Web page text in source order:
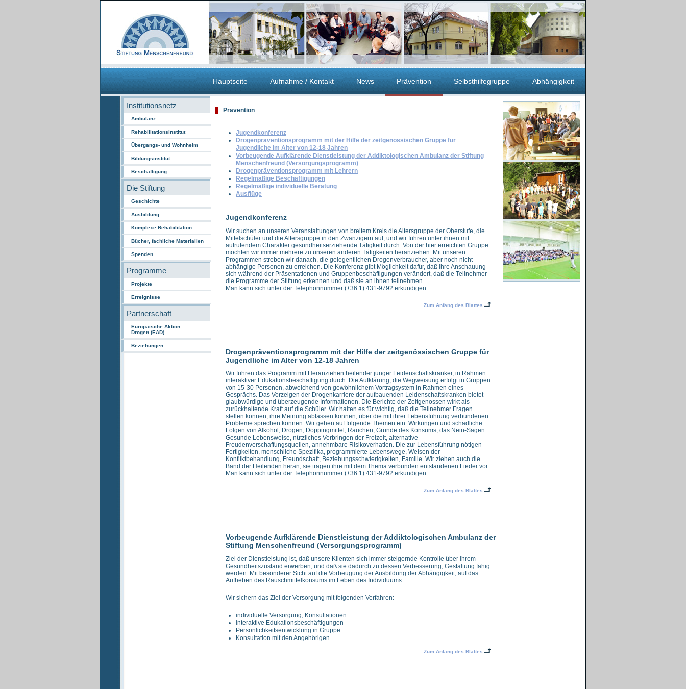
Hauptseite Aufnahme / Kontakt News Prävention Selbsthilfegruppe Abhängigkeit
Institutionsnetz
Ambulanz
Rehabilitationsinstitut
Übergangs- und Wohnheim
Bildungsinstitut
Beschäftigung
Die Stiftung
Geschichte
Ausbildung
Komplexe Rehabilitation
Bücher, fachliche Materialien
Spenden
Programme
Projekte
Erreignisse
Partnerschaft
Europäische Aktion
Drogen (EAD)
Beziehungen
Prävention
Jugendkonferenz
Drogenpräventionsprogramm mit der Hilfe der zeitgenössischen Gruppe für
Jugendliche im Alter von 12-18 Jahren
Vorbeugende Aufklärende Dienstleistung der Addiktologischen Ambulanz der Stiftung
Menschenfreund (Versorgungsprogramm)
Drogenpräventionsprogramm mit Lehrern
Regelmäßige Beschäftigungen
Regelmäßige individuelle Beratung
Ausflüge
Jugendkonferenz
Wir suchen an unseren Veranstaltungen von breitem Kreis die Altersgruppe der Oberstufe, die
Mittelschüler und die Altersgruppe in den Zwanzigern auf, und wir führen unter ihnen mit
aufrufendem Charakter gesundheitserziehende Tätigkeit durch. Von der hier erreichten Gruppe
möchten wir immer mehrere zu unseren anderen Tätigkeiten heranziehen. Mit unseren
Programmen streben wir danach, die gelegentlichen Drogenverbraucher, aber noch nicht
abhängige Personen zu erreichen. Die Konferenz gibt Möglichkeit dafür, daß ihre Anschauung
sich während der Präsentationen und Gruppenbeschäftigungen verändert, daß die Teilnehmer
die Programme der Stiftung erkennen und daß sie an ihnen teilnehmen.
Man kann sich unter der Telephonnummer (+36 1) 431-9792 erkundigen.
Zum Anfang des Blattes
Drogenpräventionsprogramm mit der Hilfe der zeitgenössischen Gruppe für
Jugendliche im Alter von 12-18 Jahren
Wir führen das Programm mit Heranziehen heilender junger Leidenschaftskranker, in Rahmen
interaktiver Edukationsbeschäftigung durch. Die Aufklärung, die Wegweisung erfolgt in Gruppen
von 15-30 Personen, abweichend von gewöhnlichem Vortragsystem in Rahmen eines
Gesprächs. Das Vorzeigen der Drogenkarriere der aufbauenden Leidenschaftskranken bietet
glaubwürdige und überzeugende Informationen. Die Berichte der Zeitgenossen wirkt als
zurückhaltende Kraft auf die Schüler. Wir halten es für wichtig, daß die Teilnehmer Fragen
stellen können, ihre Meinung abfassen können, über die mit ihrer Lebensführung verbundenen
Probleme sprechen können. Wir gehen auf folgende Themen ein: Wirkungen und schädliche
Folgen von Alkohol, Drogen, Doppingmittel, Rauchen, Gründe des Konsums, das Nein-Sagen.
Gesunde Lebensweise, nützliches Verbringen der Freizeit, alternative
Freudenverschaffungsquellen, annehmbare Risikoverhatlen. Die zur Lebensführung nötigen
Fertigkeiten, menschliche Spezifika, programmierte Lebenswege, Weisen der
Konfliktbehandlung, Freundschaft, Beziehungsschwierigkeiten, Familie. Wir ziehen auch die
Band der Heilenden heran, sie tragen ihre mit dem Thema verbunden entstandenen Lieder vor.
Man kann sich unter der Telephonnummer (+36 1) 431-9792 erkundigen.
Zum Anfang des Blattes
Vorbeugende Aufklärende Dienstleistung der Addiktologischen Ambulanz der
Stiftung Menschenfreund (Versorgungsprogramm)
Ziel der Dienstleistung ist, daß unsere Klienten sich immer steigernde Kontrolle über ihrem
Gesundheitszustand erwerben, und daß sie dadurch zu dessen Verbesserung, Gestaltung fähig
werden. Mit besonderer Sicht auf die Vorbeugung der Ausbildung der Abhängigkeit, auf das
Aufheben des Rauschmittelkonsums im Leben des Individuums.
Wir sichern das Ziel der Versorgung mit folgenden Verfahren:
individuelle Versorgung, Konsultationen
interaktive Edukationsbeschäftigungen
Persönlichkeitsentwicklung in Gruppe
Konsultation mit den Angehörigen
Zum Anfang des Blattes